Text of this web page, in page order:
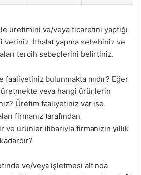
üretimini ve/veya ticaretini yaptığı
veriniz. İthalat yapma sebebiniz ve
tercih sebeplerini belirtiniz.
faaliyetiniz bulunmakta mıdır? Eğer
veya hangi ürünlerin
Üretim faaliyetiniz var ise
firmanız tarafından
ürünler itibarıyla firmanızın yıllık
ve/veya işletmesi altında